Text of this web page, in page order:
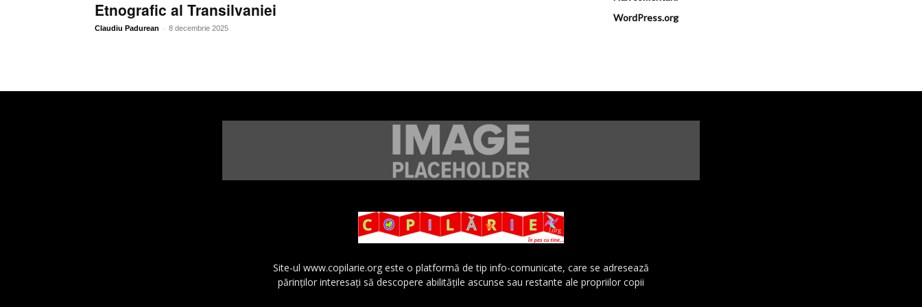
Etnografic al Transilvaniei
Claudiu Padurean - 8 decembrie 2025
WordPress.org
Site-ul www.copilarie.org este o platformă de tip info-comunicate, care se adresează
părinţilor interesaţi să descopere abilităţile ascunse sau restante ale propriilor copii